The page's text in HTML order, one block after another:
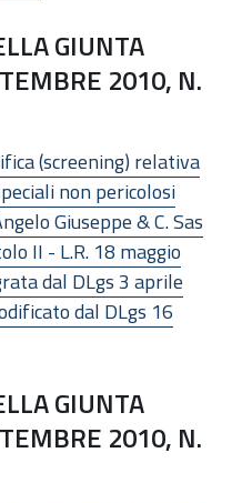
GIUNTA
2010, N.
(screening) relativa
non pericolosi
Giuseppe & C. Sas
II - L.R. 18 maggio
dal DLgs 3 aprile
dal DLgs 16
GIUNTA
2010, N.